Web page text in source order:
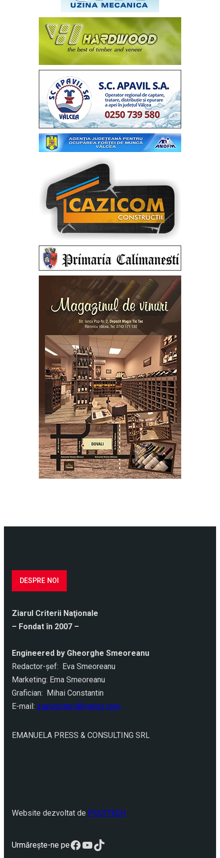
DESPRE NOI
Ziarul Criterii Naţionale
– Fondat în 2007 –
Engineered by Gheorghe Smeoreanu
Redactor-şef: Eva Smeoreanu
Marketing: Ema Smeoreanu
Grafician: Mihai Constantin
E-mail: ziarulcriterii@yahoo.com
EMANUELA PRESS & CONSULTING SRL
Website dezvoltat de POLYTECH
Urmărește-ne peFacebook
YouTube
TikTok